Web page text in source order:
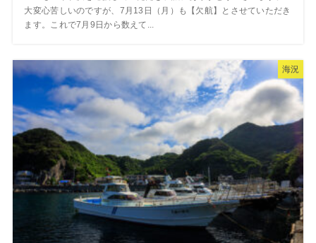
大変心苦しいのですが、7月13日（月）も【欠航】とさせていただき
ます。これで7月9日から数えて...
海況